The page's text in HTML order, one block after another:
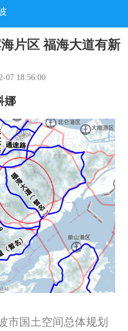
片区 福海大道有新
07 18:56:00
娜
市国土空间总体规划